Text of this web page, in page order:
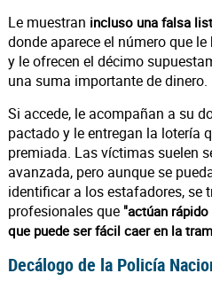
Le muestran incluso una falsa
donde aparece el número que
y le ofrecen el décimo
una suma importante de dinero.
Si accede, le acompañan a su
pactado y le entregan la lotería
premiada. Las víctimas suelen
avanzada, pero aunque se
identificar a los estafadores, se
profesionales que "actúan
que puede ser fácil caer en la
Decálogo de la Policía